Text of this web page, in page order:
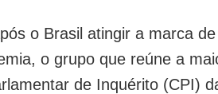
o Brasil atingir a marca
o grupo que reúne a
de Inquérito (CPI)